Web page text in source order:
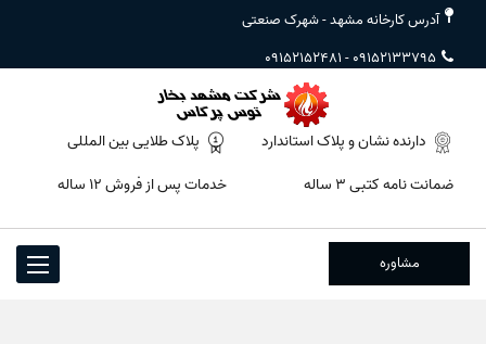
آدرس کارخانه مشهد - شهرک صنعتی
09152133795
-
09152152481
دارنده نشان و پلاک استاندارد
ضمانت نامه کتبی ۳ ساله
پلاک طلایی بین المللی
خدمات پس از فروش ۱۲ ساله
Toggle
مشاوره